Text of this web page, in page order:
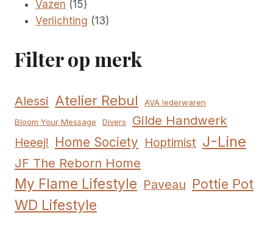
producten
Vazen 1515
producten
Verlichting 1313
Filter op merk
Alessi Atelier Rebul
AVA lederwaren
Bloom Your Message
Divers Gilde Handwerk
Heeej! Home Society Hoptimist J-Line
JF The Reborn Home
My Flame Lifestyle Paveau Pottie Pot
WD Lifestyle